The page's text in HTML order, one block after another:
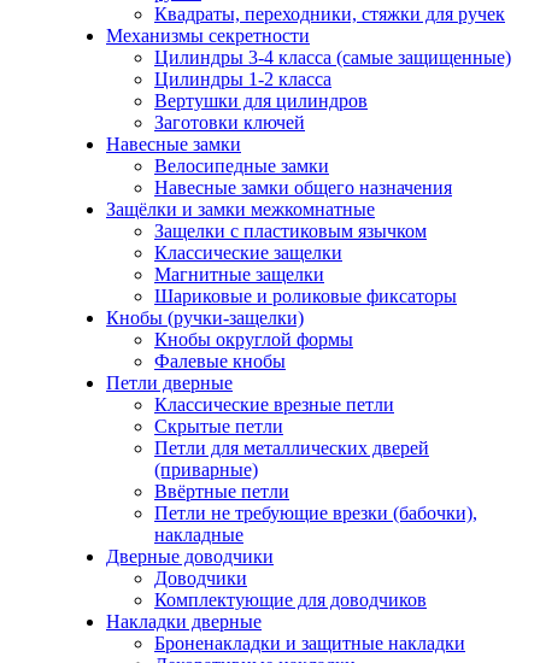
Квадраты, переходники, стяжки для ручек
Механизмы секретности
Цилиндры 3-4 класса (самые защищенные)
Цилиндры 1-2 класса
Вертушки для цилиндров
Заготовки ключей
Навесные замки
Велосипедные замки
Навесные замки общего назначения
Защёлки и замки межкомнатные
Защелки с пластиковым язычком
Классические защелки
Магнитные защелки
Шариковые и роликовые фиксаторы
Кнобы (ручки-защелки)
Кнобы округлой формы
Фалевые кнобы
Петли дверные
Классические врезные петли
Скрытые петли
Петли для металлических дверей
(приварные)
Ввёртные петли
Петли не требующие врезки (бабочки),
накладные
Дверные доводчики
Доводчики
Комплектующие для доводчиков
Накладки дверные
Броненакладки и защитные накладки